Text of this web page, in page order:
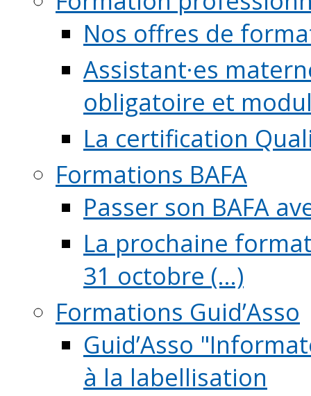
Nos offres de
Assistant·es
obligatoire et
La certification
Formations BAFA
Passer son BAFA
La prochaine
31 octobre (...)
Formations Guid’Asso
Guid’Asso
à la labellisation